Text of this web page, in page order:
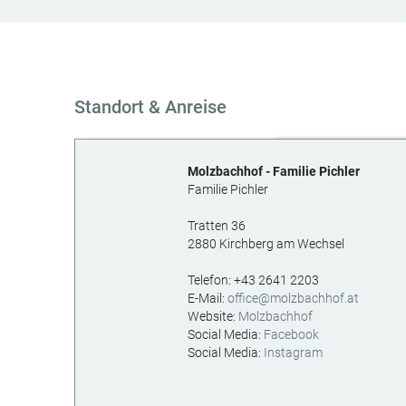
Standort & Anreise
Molzbachhof - Familie Pichler
Familie Pichler
Tratten 36
2880 Kirchberg am Wechsel
Telefon: +43 2641 2203
E-Mail: office@molzbachhof.at
Website: Molzbachhof
Social Media: Facebook
Social Media: Instagram